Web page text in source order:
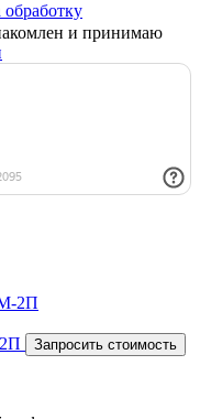
обработку
и принимаю
Запросить стоимость